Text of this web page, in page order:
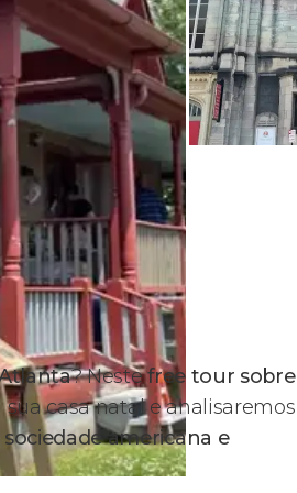
? Nestefree tour sobre
casa natal e analisaremos
americana e